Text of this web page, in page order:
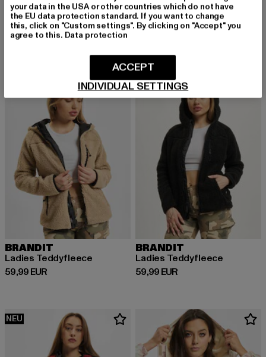
BRANDIT
Women Square Fleece Jacket
49,99 EUR
Derzeitiger Preis: 49,99 EUR
BRANDIT
Derzeitiger Preis: 39,99 EUR
Aktionspreis:
BRANDIT
Ladies Teddyfleece
59,99 EUR
Derzeitiger Preis: 59,99 EUR
BRANDIT
Ladies Teddyfleece
59,99 EUR
Derzeitiger Preis: 59,99 EUR
NEU
your data in the USA or other countries which do not have
the EU data protection standard. If you want to change
this, click on "Custom settings". By clicking on "Accept" you
agree to this. Data protection
INDIVIDUAL SETTINGS
ACCEPT